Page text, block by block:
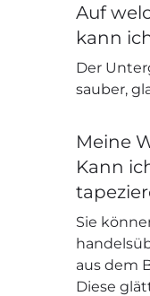
Auf
kann
Der
sauber,
Meine
Kann
Sie
aus dem
Diese